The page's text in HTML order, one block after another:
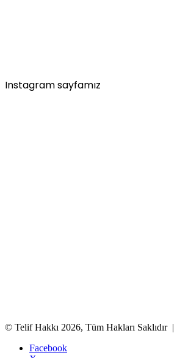
Instagram sayfamız
© Telif Hakkı 2026, Tüm Hakları Saklıdır |
Facebook